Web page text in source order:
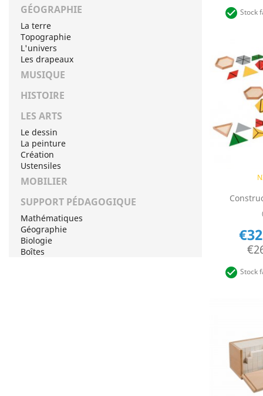
GÉOGRAPHIE
La terre
Topographie
L'univers
Les drapeaux
MUSIQUE
HISTOIRE
LES ARTS
Le dessin
La peinture
Création
Ustensiles
MOBILIER
SUPPORT PÉDAGOGIQUE
Mathématiques
Géographie
Biologie
Boîtes
 Stock
 Stock